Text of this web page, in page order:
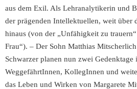
aus dem Exil. Als Lehranalytikerin und
der prägenden Intellektuellen, weit über
hinaus (von der „Unfähigkeit zu
Frau“). – Der Sohn Matthias
Schwarzer planen nun zwei
WeggefährtInnen, KollegInnen und
das Leben und Wirken von Margarete